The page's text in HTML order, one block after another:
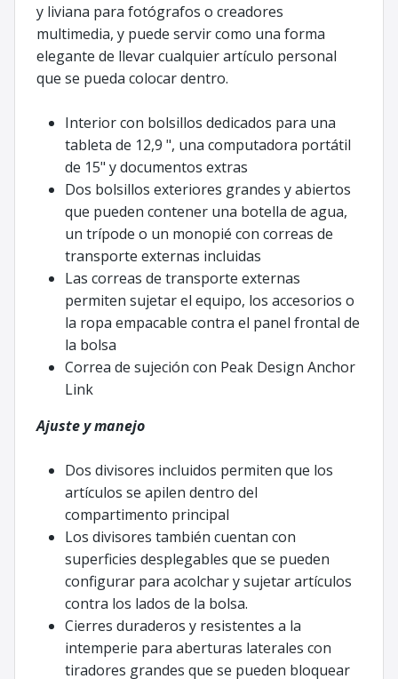
y liviana para fotógrafos o creadores
multimedia, y puede servir como una forma
elegante de llevar cualquier artículo personal
que se pueda colocar dentro.
Interior con bolsillos dedicados para una
tableta de 12,9 ", una computadora portátil
de 15" y documentos extras
Dos bolsillos exteriores grandes y abiertos
que pueden contener una botella de agua,
un trípode o un monopié con correas de
transporte externas incluidas
Las correas de transporte externas
permiten sujetar el equipo, los accesorios o
la ropa empacable contra el panel frontal de
la bolsa
Correa de sujeción con Peak Design Anchor
Link
Ajuste y manejo
Dos divisores incluidos permiten que los
artículos se apilen dentro del
compartimento principal
Los divisores también cuentan con
superficies desplegables que se pueden
configurar para acolchar y sujetar artículos
contra los lados de la bolsa.
Cierres duraderos y resistentes a la
intemperie para aberturas laterales con
tiradores grandes que se pueden bloquear